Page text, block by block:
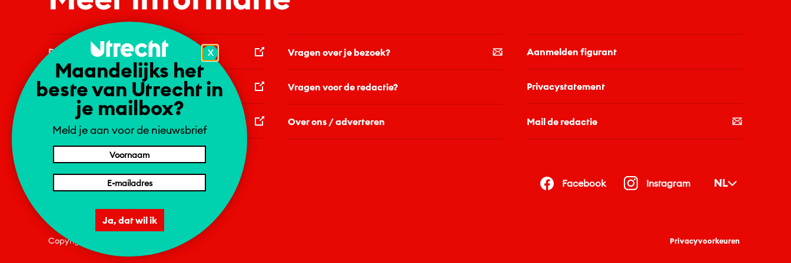
Domtoren
Winkel van Utrecht / VVV
Gemeente Utrecht
Vragen over je bezoek?
Vragen voor de redactie?
Over ons / adverteren
Aanmelden figurant
Privacystatement
Mail de redactie
Facebook Instagram NL
Copyright Privacyvoorkeuren
X
Maandelijks het
beste van Utrecht in
je mailbox?
Meld je aan voor de nieuwsbrief
1 = NL | 2 = DE | 4 = EN
Ja, dat wil ik